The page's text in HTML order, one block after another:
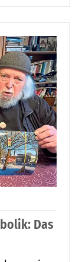
Hommel
der Tafel
Das